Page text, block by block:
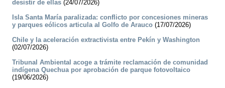
desistir de ellas (24/07/2026)
Isla Santa María paralizada: conflicto por concesiones mineras
y parques eólicos articula al Golfo de Arauco (17/07/2026)
Chile y la aceleración extractivista entre Pekín y Washington
(02/07/2026)
Tribunal Ambiental acoge a trámite reclamación de comunidad
indígena Quechua por aprobación de parque fotovoltaico
(19/06/2026)